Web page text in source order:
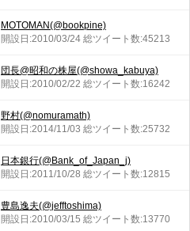
MOTOMAN(@bookpine)
開設日:2010/03/24 総ツイート数:45213
団長@昭和の株屋(@showa_kabuya)
開設日:2010/02/22 総ツイート数:16242
野村(@nomuramath)
開設日:2014/11/03 総ツイート数:25732
日本銀行(@Bank_of_Japan_j)
開設日:2011/10/28 総ツイート数:12815
豊島逸夫(@jefftoshima)
開設日:2010/03/15 総ツイート数:13770